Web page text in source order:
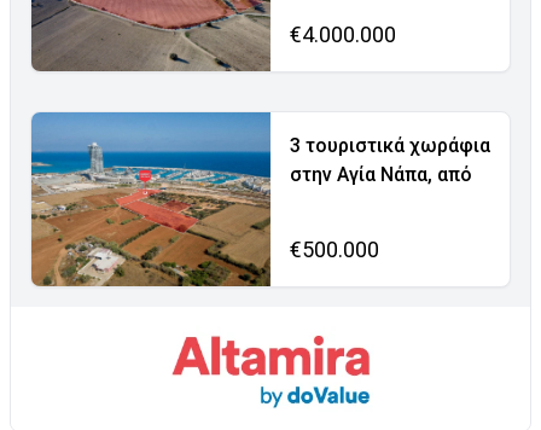
€4.000.000
3 τουριστικά χωράφια
στην Αγία Νάπα, από
€500.000